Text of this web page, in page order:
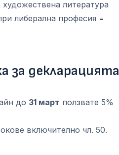
литература
либерална професия =
за декларацията
до 31 март ползвате 5%
включително чл. 50.